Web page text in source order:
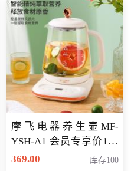
摩飞电器养生壶MF-
YSH-A1 会员专享价198
元
369.00 库存100